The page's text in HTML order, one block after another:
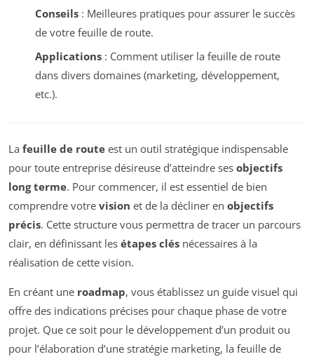
Conseils: Meilleures pratiques pour assurer le succès
de votre feuille de route.
Applications: Comment utiliser la feuille de route
dans divers domaines (marketing, développement,
etc.).
La feuille de route est un outil stratégique indispensable
pour toute entreprise désireuse d’atteindre ses objectifs
long terme. Pour commencer, il est essentiel de bien
comprendre votre vision et de la décliner en objectifs
précis. Cette structure vous permettra de tracer un parcours
clair, en définissant les étapes clés nécessaires à la
réalisation de cette vision.
En créant une roadmap, vous établissez un guide visuel qui
offre des indications précises pour chaque phase de votre
projet. Que ce soit pour le développement d’un produit ou
pour l’élaboration d’une stratégie marketing, la feuille de